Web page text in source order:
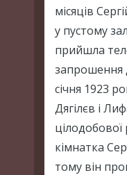
місяців
у пустому
прийшла
запрошення
січня 1923
Дягілєв і
кімнатка
тому він